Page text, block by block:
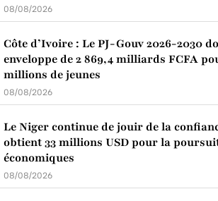
08/08/2026
Côte d’Ivoire : Le PJ-Gouv 2026-2030
enveloppe de 2 869,4 milliards FCFA
millions de jeunes
08/08/2026
Le Niger continue de jouir de la
obtient 33 millions USD pour la
économiques
08/08/2026